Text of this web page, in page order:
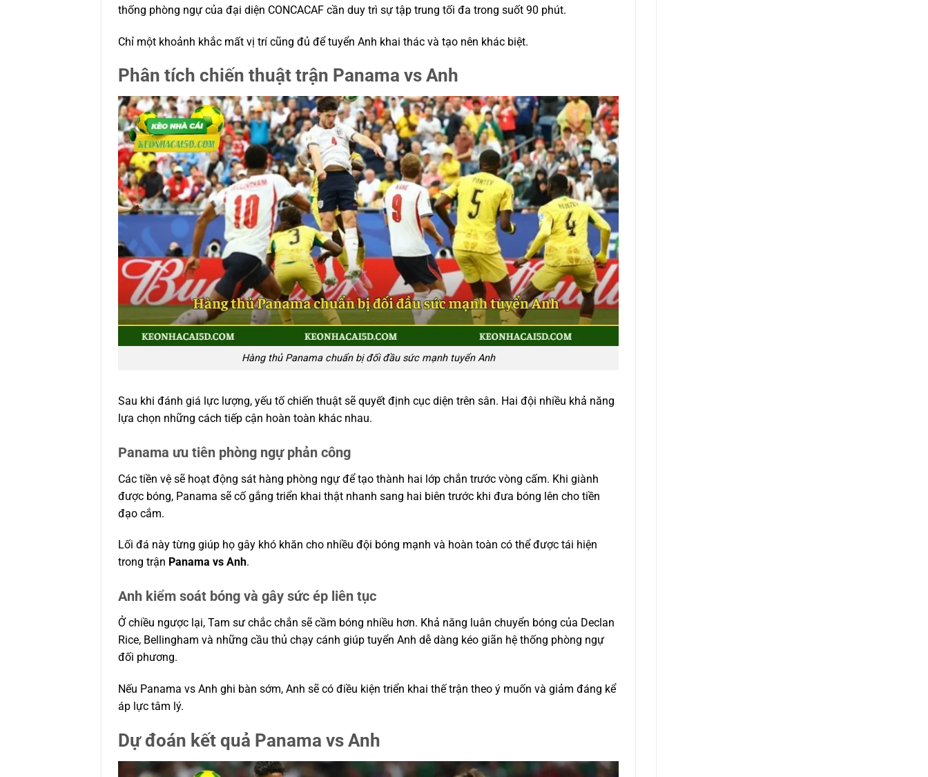
thống phòng ngự của đại diện CONCACAF cần duy trì sự tập trung tối đa trong suốt 90 phút.
Chỉ một khoảnh khắc mất vị trí cũng đủ để tuyển Anh khai thác và tạo nên khác biệt.
Phân tích chiến thuật trận Panama vs Anh
Hàng thủ Panama chuẩn bị đối đầu sức mạnh tuyển Anh
Sau khi đánh giá lực lượng, yếu tố chiến thuật sẽ quyết định cục diện trên sân. Hai đội nhiều khả năng
lựa chọn những cách tiếp cận hoàn toàn khác nhau.
Panama ưu tiên phòng ngự phản công
Các tiền vệ sẽ hoạt động sát hàng phòng ngự để tạo thành hai lớp chắn trước vòng cấm. Khi giành
được bóng, Panama sẽ cố gắng triển khai thật nhanh sang hai biên trước khi đưa bóng lên cho tiền
đạo cắm.
Lối đá này từng giúp họ gây khó khăn cho nhiều đội bóng mạnh và hoàn toàn có thể được tái hiện
trong trận Panama vs Anh.
Anh kiểm soát bóng và gây sức ép liên tục
Ở chiều ngược lại, Tam sư chắc chắn sẽ cầm bóng nhiều hơn. Khả năng luân chuyển bóng của Declan
Rice, Bellingham và những cầu thủ chạy cánh giúp tuyển Anh dễ dàng kéo giãn hệ thống phòng ngự
đối phương.
Nếu Panama vs Anh ghi bàn sớm, Anh sẽ có điều kiện triển khai thế trận theo ý muốn và giảm đáng kể
áp lực tâm lý.
Dự đoán kết quả Panama vs Anh